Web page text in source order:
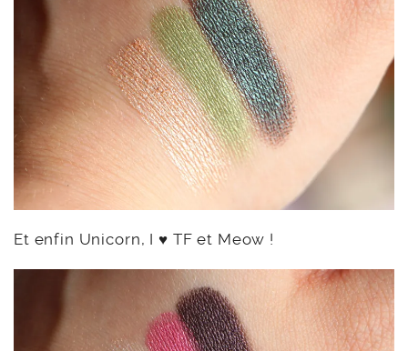
Et enfin Unicorn, I ♥ TF et Meow !